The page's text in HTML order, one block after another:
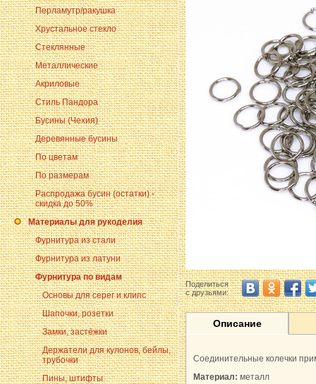
Перламутр/ракушка
Хрустальное стекло
Стеклянные
Металлические
Акриловые
Стиль Пандора
Бусины (Чехия)
Деревянные бусины
По цветам
По размерам
Распродажа бусин (остатки) -
скидка до 50%
Материалы для рукоделия
Фурнитура из стали
Фурнитура из латуни
Фурнитура по видам
Основы для серег и клипс
Шапочки, розетки
Замки, застёжки
Держатели для кулонов, бейлы,
трубочки
Пины, штифты
Поделиться
с друзьями:
Описание
Соединительные колечки
Материал: металл